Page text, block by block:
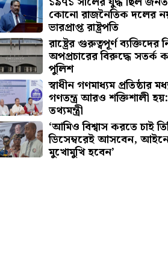
কোনো রাজনৈতিক দলের
ভারপ্রাপ্ত রাষ্ট্রপতি
রাষ্ট্রের গুরুত্বপূর্ণ ব্যক্তিদের
অপপ্রচারের বিরুদ্ধে সতর্ক
পুলিশ
স্বাধীন গণমাধ্যম প্রতিষ্ঠার
গণতন্ত্র আরও শক্তিশালী হয়:
তথ্যমন্ত্রী
‘আমিও বিশ্বাস করতে চাই
ডিসেম্বরেই আসবেন,
মুখোমুখি হবেন’